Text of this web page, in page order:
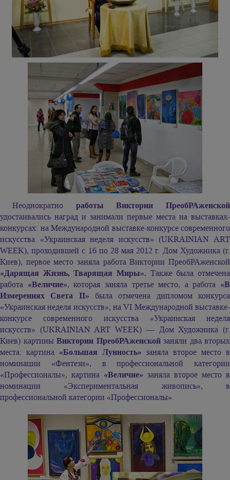
Неоднократно работы Виктории ПреобРАженской
удостаивались наград и занимали первые места на выставках-
конкурсах: на Международной выставке-конкурсе современного
искусства «Украинская неделя искусств» (UKRAINIAN ART
WEEK), проходившей c 16 по 28 мая 2012 г. Дом Художника (г.
Киев), первое место заняла работа Виктории ПреобРАженской
«Дарящая Жизнь, Тварящая Миры». Также была отмечена
работа «Величие», которая заняла третье место, а работа «В
Измерениях Света II» была отмечена дипломом конкурса
«Украинская неделя искусств»; на VI Международной выставке-
конкурсе современного искусства «Украинская неделя
искусств» (UKRAINIAN ART WEEK) — Дом Художника (г.
Киев) картины Виктории ПреобРАженскойзаняли два вторых
места: картина «Большая Лунность» заняла второе место в
номинации «Фентези», в профессиональной категории
«Профессионалы», картина «Величие» заняла второе место в
номинации «Экспериментальная живопись», в
профессиональной категории «Профессионалы».